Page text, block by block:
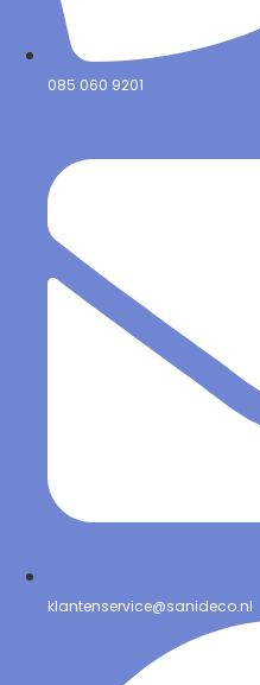
085 060 9201
klantenservice@sanideco.nl